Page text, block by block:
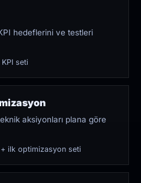
hedeflerini ve testleri
seti
aksiyonları plana göre
ilk optimizasyon seti